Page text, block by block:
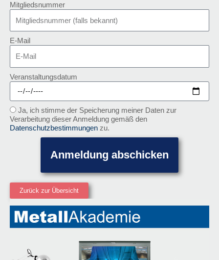
Mitgliedsnummer
E-Mail
Veranstaltungsdatum
Ja, ich stimme der Speicherung meiner Daten zur
Verarbeitung dieser Anmeldung gemäß den
Datenschutzbestimmungen zu.
Anmeldung abschicken
Zurück zur Übersicht